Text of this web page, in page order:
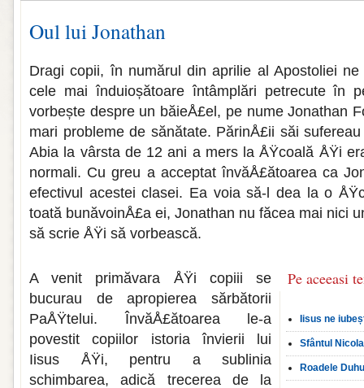
Oul lui Jonathan
Dragi copii, în numărul din aprilie al Apostoliei
cele mai înduioșătoare întâmplări petrecute în
vorbește despre un băieÅ£el, pe nume Jonathan
mari probleme de sănătate. PărinÅ£ii săi
Abia la vârsta de 12 ani a mers la ÅŸcoală ÅŸi
normali. Cu greu a acceptat învăÅ£ătoarea ca
efectivul acestei clasei. Ea voia să-l dea la o
toată bunăvoinÅ£a ei, Jonathan nu făcea mai nici
să scrie ÅŸi să vorbească.
Pe aceeasi
Iisus ne
Sfântul
Roadele
A venit primăvara ÅŸi copiii se
bucurau de apropierea sărbătorii
PaÅŸtelui. ÎnvăÅ£ătoarea le-a
povestit copiilor istoria învierii lui
Iisus ÅŸi, pentru a sublinia
schimbarea, adică trecerea de la